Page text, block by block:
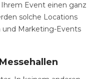
Event einen ganz
solche Locations
und Marketing-Events